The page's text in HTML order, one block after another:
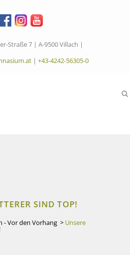
Straße 7 | A-9500 Villach |
| +43-4242-56305-0
SIND TOP!
- Vor den Vorhang > Unsere